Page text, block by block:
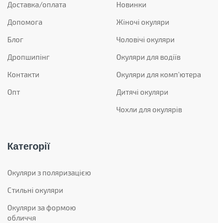
Доставка/оплата
Допомога
Блог
Дропшипінг
Контакти
Опт
Новинки
Жіночі окуляри
Чоловічі окуляри
Окуляри для водіїв
Окуляри для комп'ютера
Дитячі окуляри
Чохли для окулярів
Категорії
Окуляри з поляризацією
Стильні окуляри
Окуляри за формою
обличчя